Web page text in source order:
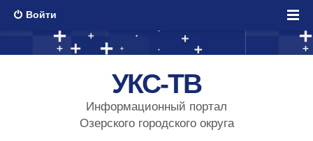
Войти
УКС-ТВ
Информационный портал
Озерского городского округа